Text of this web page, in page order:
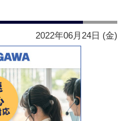
2022年06月24日 (金)